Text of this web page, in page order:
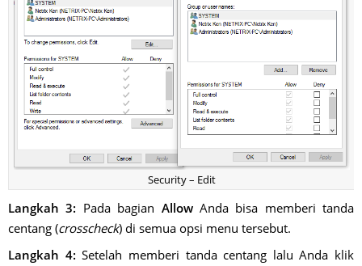
Security – Edit
Langkah 3: Pada bagian AllowAnda bisa memberi tanda
centang (crosscheck) di semua opsi menu tersebut.
Langkah 4: Setelah memberi tanda centang lalu Anda klik